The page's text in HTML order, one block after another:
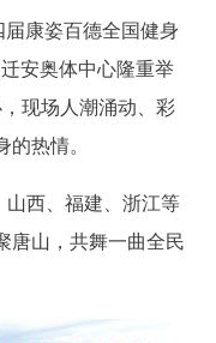
届康姿百德全国健身
安奥体中心隆重举
现场人潮涌动、彩
热情。
山西、福建、浙江等
唐山，共舞一曲全民